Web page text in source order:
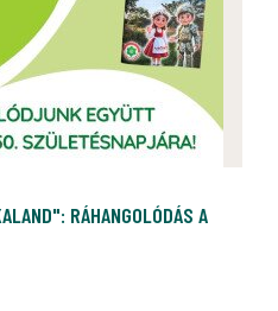
RÁHANGOLÓDÁS A